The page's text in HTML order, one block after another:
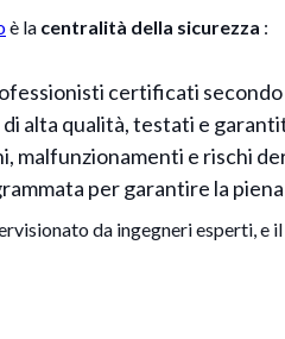
è la centralità della sicurezza :
certificati
alta qualità, testati e
malfunzionamenti e rischi
per garantire la
da ingegneri esperti,